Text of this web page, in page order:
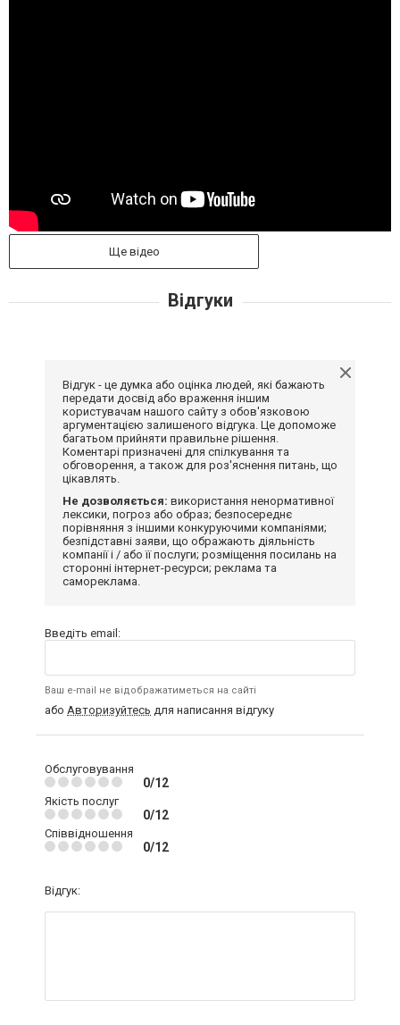
Ще відео
Відгуки
Відгук - це думка або оцінка людей, які бажають
передати досвід або враження іншим
користувачам нашого сайту з обов'язковою
аргументацією залишеного відгука. Це допоможе
багатьом прийняти правильне рішення.
Коментарі призначені для спілкування та
обговорення, а також для роз'яснення питань, що
цікавлять.
Не дозволяється: використання ненормативної
лексики, погроз або образ; безпосереднє
порівняння з іншими конкуруючими компаніями;
безпідставні заяви, що ображають діяльність
компанії і / або її послуги; розміщення посилань на
сторонні інтернет-ресурси; реклама та
самореклама.
Введіть email:
Ваш e-mail не відображатиметься на сайті
або Авторизуйтесь для написання відгуку
Обслуговування
0/12
Якість послуг
0/12
Співвідношення
0/12
Відгук: